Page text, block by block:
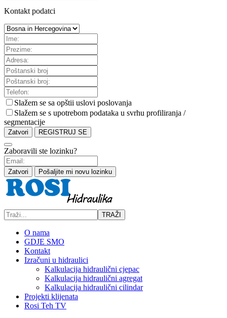
Kontakt podatci
Slažem se sa opštii uslovi poslovanja
Slažem se s upotrebom podataka u svrhu profiliranja /
segmentacije
Zatvori REGISTRUJ SE
Zaboravili ste lozinku?
Zatvori Pošaljite mi novu lozinku
TRAŽI
O nama
GDJE SMO
Kontakt
Izračuni u hidraulici
Kalkulacija hidraulični cjepac
Kalkulacija hidraulični agregat
Kalkulacija hidraulični cilindar
Projekti klijenata
Rosi Teh TV